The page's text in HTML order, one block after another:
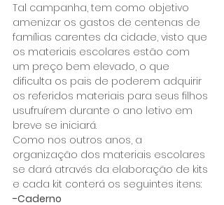
Tal campanha, tem como objetivo
amenizar os gastos de centenas de
famílias carentes da cidade, visto que
os materiais escolares estão com
um preço bem elevado, o que
dificulta os pais de poderem adquirir
os referidos materiais para seus filhos
usufruírem durante o ano letivo em
breve se iniciará.
Como nos outros anos, a
organização dos materiais escolares
se dará através da elaboração de kits
e cada kit conterá os seguintes itens:
-Caderno